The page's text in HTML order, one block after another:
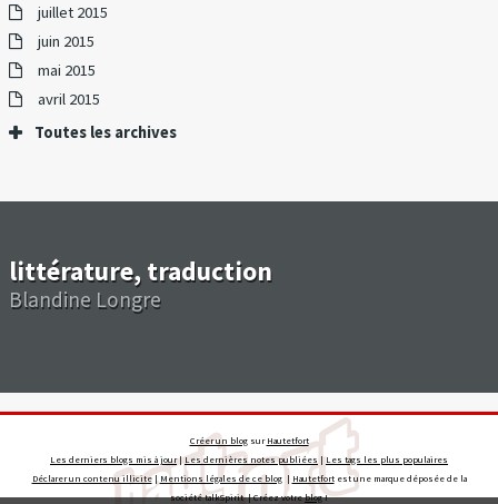
juillet 2015
juin 2015
mai 2015
avril 2015
Toutes les archives
littérature, traduction
Blandine Longre
Créer un blogsur Hautetfort
Les derniers blogs mis à jour|Les dernières notes publiées |Les tags les plus populaires
Déclarer un contenu illicite| Mentions légales de ce blog| Hautetfortest une marque déposée de la
société talkSpirit | Créez votreblog!